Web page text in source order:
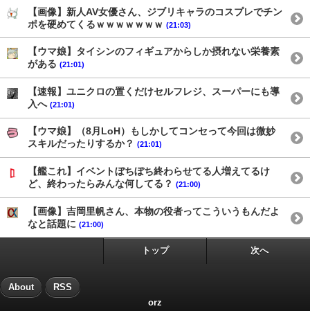
【画像】新人AV女優さん、ジブリキャラのコスプレでチン
ポを硬めてくるｗｗｗｗｗｗｗ (21:03)
【ウマ娘】タイシンのフィギュアからしか摂れない栄養素
がある (21:01)
【速報】ユニクロの置くだけセルフレジ、スーパーにも導
入へ (21:01)
【ウマ娘】（8月LoH）もしかしてコンセって今回は微妙
スキルだったりするか？ (21:01)
【艦これ】イベントぼちぼち終わらせてる人増えてるけ
ど、終わったらみんな何してる？ (21:00)
【画像】吉岡里帆さん、本物の役者ってこういうもんだよ
なと話題に (21:00)
トップ 次へ
About RSS
orz